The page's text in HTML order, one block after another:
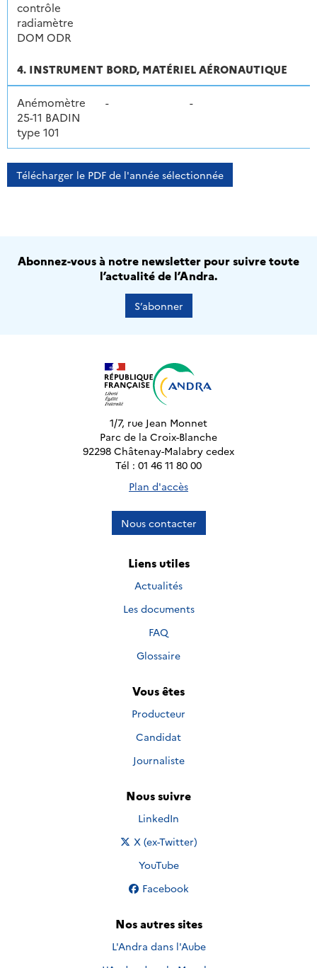
contrôle
radiamètre
DOM ODR
4. INSTRUMENT BORD, MATÉRIEL AÉRONAUTIQUE
Anémomètre
25-11 BADIN
type 101
- -
Télécharger le PDF de l'année sélectionnée
Abonnez-vous à notre newsletter pour suivre toute
l’actualité de l’Andra.
S’abonner
1/7, rue Jean Monnet
Parc de la Croix-Blanche
92298 Châtenay-Malabry cedex
Tél : 01 46 11 80 00
Plan d'accès
Nous contacter
Liens utiles
Actualités
Les documents
FAQ
Glossaire
Vous êtes
Producteur
Candidat
Journaliste
Nous suivre
Nous suivre sur
LinkedIn
Nous suivre sur
X (ex-Twitter)
Nous suivre sur
YouTube
Nous suivre sur
Facebook
Nos autres sites
L'Andra dans l'Aube